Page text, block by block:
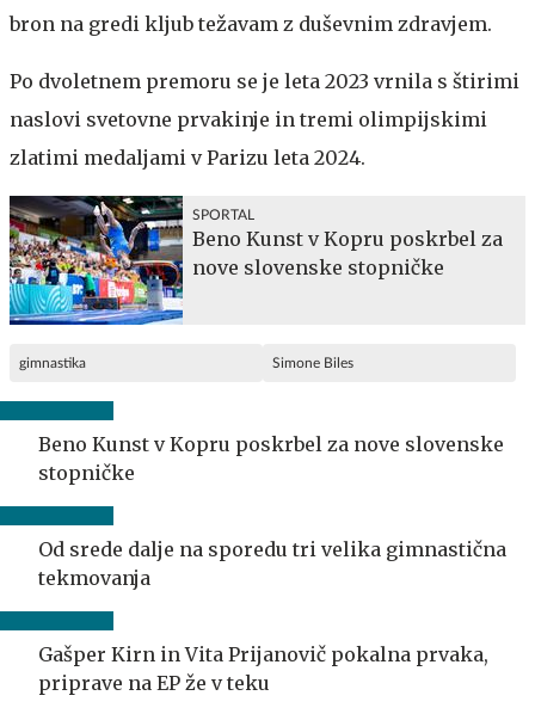
bron na gredi kljub težavam z duševnim zdravjem.
Po dvoletnem premoru se je leta 2023 vrnila s štirimi
naslovi svetovne prvakinje in tremi olimpijskimi
zlatimi medaljami v Parizu leta 2024.
SPORTAL
Beno Kunst v Kopru poskrbel za
nove slovenske stopničke
gimnastika Simone Biles
Beno Kunst v Kopru poskrbel za nove slovenske
stopničke
Od srede dalje na sporedu tri velika gimnastična
tekmovanja
Gašper Kirn in Vita Prijanovič pokalna prvaka,
priprave na EP že v teku